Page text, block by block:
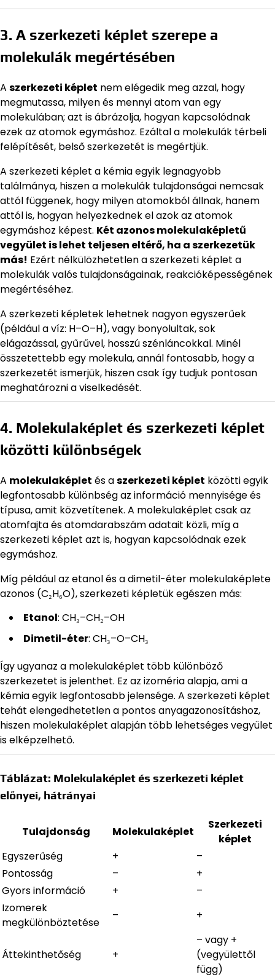
3. A szerkezeti képlet szerepe a
molekulák megértésében
A szerkezeti képlet nem elégedik meg azzal, hogy
megmutassa, milyen és mennyi atom van egy
molekulában; azt is ábrázolja, hogyan kapcsolódnak
ezek az atomok egymáshoz. Ezáltal a molekulák térbeli
felépítését, belső szerkezetét is megértjük.
A szerkezeti képlet a kémia egyik legnagyobb
találmánya, hiszen a molekulák tulajdonságai nemcsak
attól függenek, hogy milyen atomokból állnak, hanem
attól is, hogyan helyezkednek el azok az atomok
egymáshoz képest. Két azonos molekulaképletű
vegyület is lehet teljesen eltérő, ha a szerkezetük
más! Ezért nélkülözhetetlen a szerkezeti képlet a
molekulák valós tulajdonságainak, reakcióképességének
megértéséhez.
A szerkezeti képletek lehetnek nagyon egyszerűek
(például a víz: H–O–H), vagy bonyolultak, sok
elágazással, gyűrűvel, hosszú szénláncokkal. Minél
összetettebb egy molekula, annál fontosabb, hogy a
szerkezetét ismerjük, hiszen csak így tudjuk pontosan
meghatározni a viselkedését.
4. Molekulaképlet és szerkezeti képlet
közötti különbségek
A molekulaképlet és aszerkezeti képlet közötti egyik
legfontosabb különbség az információ mennyisége és
típusa, amit közvetítenek. A molekulaképlet csak az
atomfajta és atomdarabszám adatait közli, míg a
szerkezeti képlet azt is, hogyan kapcsolódnak ezek
egymáshoz.
Míg például az etanol és a dimetil-éter molekulaképlete
azonos (C₂H₆O), szerkezeti képletük egészen más:
Etanol: CH₃–CH₂–OH
Dimetil-éter: CH₃–O–CH₃
Így ugyanaz a molekulaképlet több különböző
szerkezetet is jelenthet. Ez az izoméria alapja, ami a
kémia egyik legfontosabb jelensége. A szerkezeti képlet
tehát elengedhetetlen a pontos anyagazonosításhoz,
hiszen molekulaképlet alapján több lehetséges vegyület
is elképzelhető.
Táblázat: Molekulaképlet és szerkezeti képlet
előnyei, hátrányai
Tulajdonság Molekulaképlet
Szerkezeti
képlet
Egyszerűség
+
–
Pontosság
–
+
Gyors információ
+
–
Izomerek
megkülönböztetése
– +
Áttekinthetőség +
– vagy +
(vegyülettől
függ)